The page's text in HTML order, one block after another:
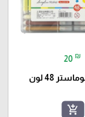
20 ₪
48 لون
add_shopping_cart